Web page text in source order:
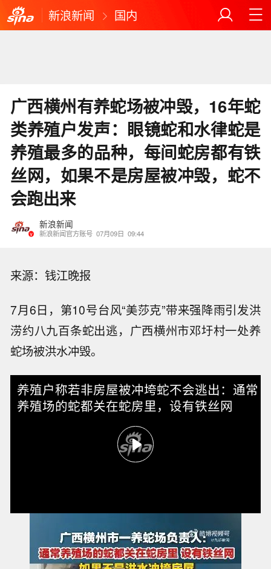
新浪新闻 国内
广西横州有养蛇场被冲毁，16年蛇
类养殖户发声：眼镜蛇和水律蛇是
养殖最多的品种，每间蛇房都有铁
丝网，如果不是房屋被冲毁，蛇不
会跑出来
新浪新闻
新浪新闻官方账号 07月09日 09:44
来源：钱江晚报
7月6日，第10号台风“美莎克”带来强降雨引发洪
涝约八九百条蛇出逃，广西横州市邓圩村一处养
蛇场被洪水冲毁。
养殖户称若非房屋被冲垮蛇不会逃出：通常
养殖场的蛇都关在蛇房里，设有铁丝网